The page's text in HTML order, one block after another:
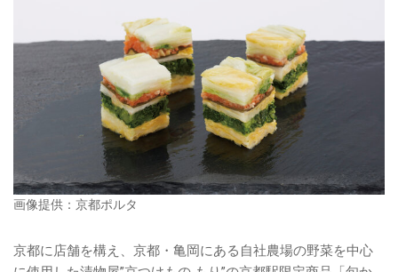
画像提供：京都ポルタ
京都に店舗を構え、京都・亀岡にある自社農場の野菜を中心